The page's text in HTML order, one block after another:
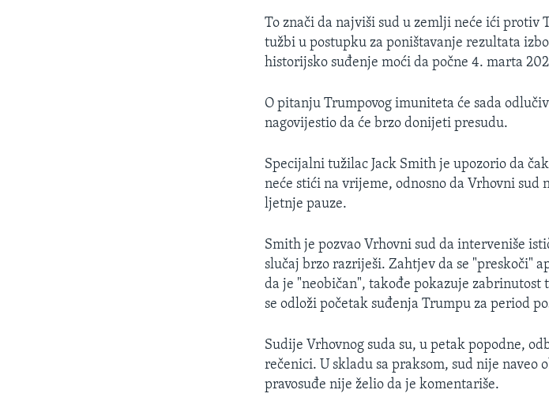
To znači da najviši sud u zemlji neće ići
tužbi u postupku za poništavanje rezultata
historijsko suđenje moći da počne 4. marta
O pitanju Trumpovog imuniteta će sada
nagovijestio da će brzo donijeti presudu.
Specijalni tužilac Jack Smith je upozorio da
neće stići na vrijeme, odnosno da Vrhovni sud
ljetnje pauze.
Smith je pozvao Vrhovni sud da interveniše
slučaj brzo razriješi. Zahtjev da se "preskoči"
da je "neobičan", takođe pokazuje zabrinutost
se odloži početak suđenja Trumpu za period
Sudije Vrhovnog suda su, u petak popodne,
rečenici. U skladu sa praksom, sud nije
pravosuđe nije želio da je komentariše.